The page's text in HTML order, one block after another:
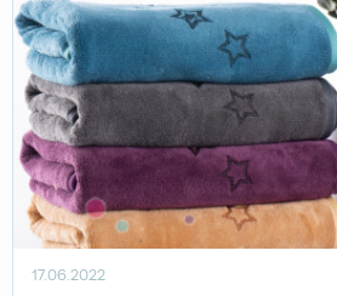
17.06.2022